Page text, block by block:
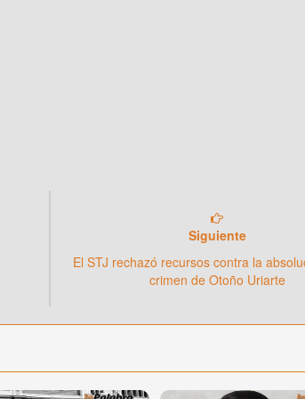
Siguiente
El STJ rechazó recursos contra la
crimen de Otoño Uriarte